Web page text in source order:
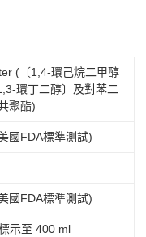
(〔1,4-環己烷二甲醇
環丁二醇〕及對苯二
聚酯)
FDA標準測試)
FDA標準測試)
示至 400 ml